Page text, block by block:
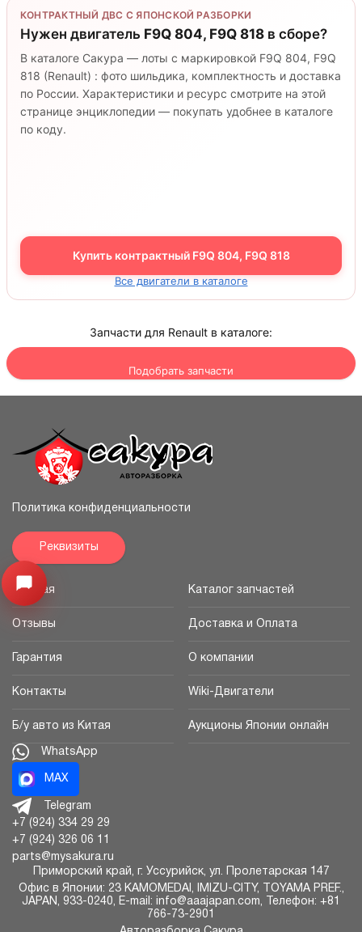
КОНТРАКТНЫЙ ДВС С ЯПОНСКОЙ РАЗБОРКИ
Нужен двигатель F9Q 804, F9Q 818 в сборе?
В каталоге Сакура — лоты с маркировкой F9Q 804, F9Q
818 (Renault) : фото шильдика, комплектность и доставка
по России. Характеристики и ресурс смотрите на этой
странице энциклопедии — покупать удобнее в каталоге
по коду.
Купить контрактный F9Q 804, F9Q 818
Все двигатели в каталоге
Запчасти для Renault в каталоге:
Подобрать запчасти
Узнайте цену запчасти -> Открыть меню
Политика конфиденциальности
Реквизиты
Главная Каталог запчастей
Отзывы Доставка и Оплата
Гарантия О компании
Контакты Wiki-Двигатели
Б/у авто из Китая Аукционы Японии онлайн
WhatsApp
MAX
Telegram
+7 (924) 334 29 29
+7 (924) 326 06 11
parts@mysakura.ru
Приморский край, г. Уссурийск, ул. Пролетарская 147
Офис в Японии: 23 KAMOMEDAI, IMIZU-CITY, TOYAMA PREF.,
JAPAN, 933-0240, E-mail: info@aaajapan.com, Телефон: +81
766-73-2901